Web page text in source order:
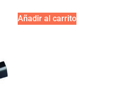
Añadir al carrito